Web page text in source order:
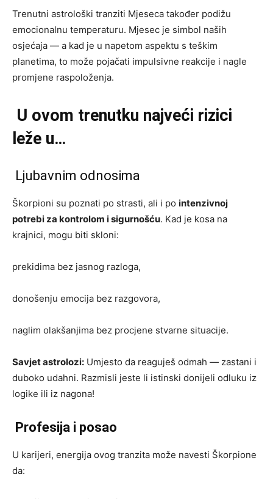
Trenutni astrološki tranziti Mjeseca također podižu
emocionalnu temperaturu. Mjesec je simbol naših
osjećaja — a kad je u napetom aspektu s teškim
planetima, to može pojačati impulsivne reakcije i nagle
promjene raspoloženja.
U ovom trenutku najveći rizici
leže u…
Ljubavnim odnosima
Škorpioni su poznati po strasti, ali i po intenzivnoj
potrebi za kontrolom i sigurnošću. Kad je kosa na
krajnici, mogu biti skloni:
prekidima bez jasnog razloga,
donošenju emocija bez razgovora,
naglim olakšanjima bez procjene stvarne situacije.
Savjet astrolozi: Umjesto da reaguješ odmah — zastani i
duboko udahni. Razmisli jeste li istinski donijeli odluku iz
logike ili iz nagona!
Profesija i posao
U karijeri, energija ovog tranzita može navesti Škorpione
da: